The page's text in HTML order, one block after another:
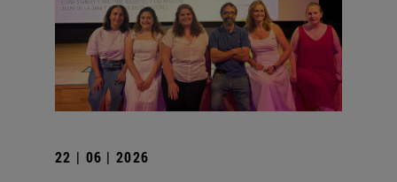
22 | 06 | 2026